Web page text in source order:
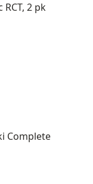
RCT, 2 pk
Complete